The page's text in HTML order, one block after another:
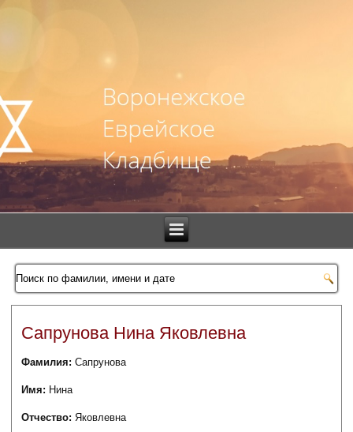
Сапрунова Нина Яковлевна
Фамилия:Сапрунова
Имя: Нина
Отчество:Яковлевна